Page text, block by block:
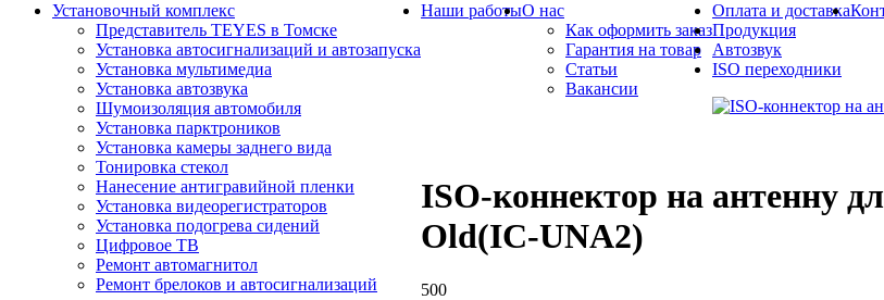
Установочный комплекс
Представитель TEYES в Томске
Установка автосигнализаций и автозапуска
Установка мультимедиа
Установка автозвука
Шумоизоляция автомобиля
Установка парктроников
Установка камеры заднего вида
Тонировка стекол
Нанесение антигравийной пленки
Установка видеорегистраторов
Установка подогрева сидений
Цифровое ТВ
Ремонт автомагнитол
Ремонт брелоков и автосигнализаций
Наши работыО нас
Как оформить заказ
Гарантия на товар
Статьи
Вакансии
Оплата и доставка
Продукция
Автозвук
ISO переходники
ISO-коннектор на антенну
Old(IC-UNA2)
500